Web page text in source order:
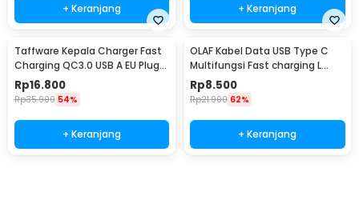
+ Keranjang + Keranjang
Taffware Kepala Charger Fast
Charging QC3.0 USB A EU Plug
3A 18W - TE-007
Rp16.800
Rp35.900 54%
+ Keranjang
OLAF Kabel Data USB Type C
Multifungsi Fast charging L
Shape 5A 1M - OL01
Rp8.500
Rp21.900 62%
+ Keranjang